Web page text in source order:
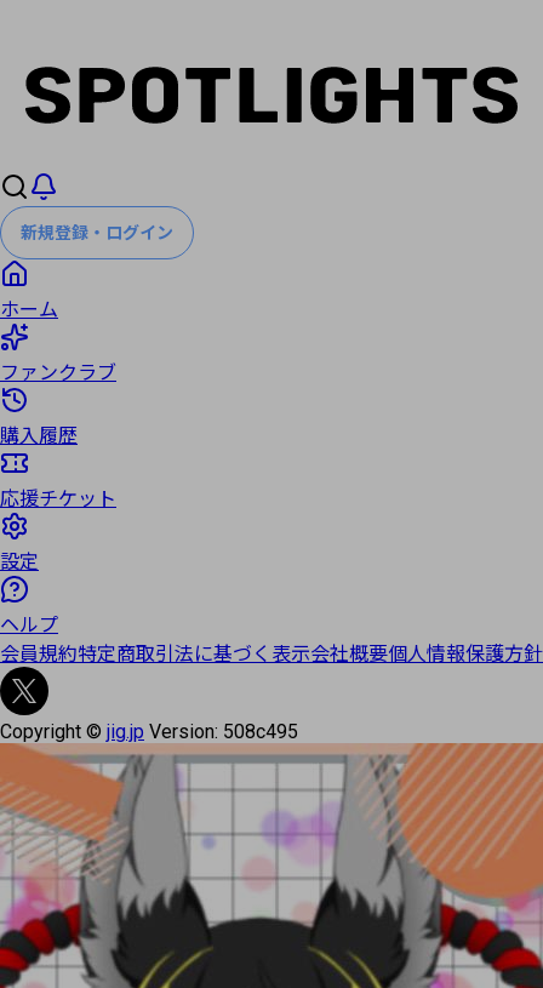
新規登録・ログイン
ホーム
ファンクラブ
購入履歴
応援チケット
設定
ヘルプ
会員規約特定商取引法に基づく表示会社概要個人情報保護方針
Copyright © jig.jp Version: 508c495